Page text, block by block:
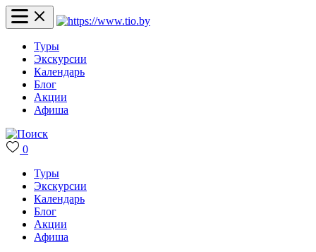
Туры
Экскурсии
Календарь
Блог
Акции
Афиша
0
Туры
Экскурсии
Календарь
Блог
Акции
Афиша